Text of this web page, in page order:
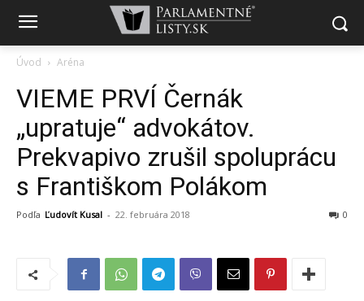
Úvod Aréna
VIEME PRVÍ Černák
„upratuje“ advokátov.
Prekvapivo zrušil spoluprácu
s Františkom Polákom
Podľa Ľudovít Kusal - 22. februára 2018 0